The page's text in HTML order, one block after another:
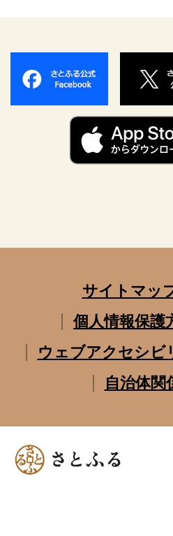
サイトマッ
個人情報保護
ウェブアクセシビ
自治体関